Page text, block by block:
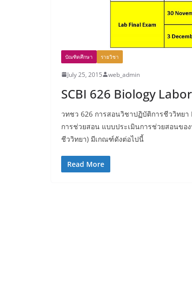
บัณฑิตศึกษา รายวิชา
July 25, 2015 web_admin
SCBI 626 Biology
วทชว 626 การสอนวิชาปฏิบัติการชีววิทยา
การช่วยสอน แบบประเมินการช่วยสอนขอ
ชีววิทยา) มีเกณฑ์ดังต่อไปนี้
Read More